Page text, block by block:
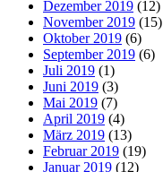
Dezember 2019 (12)
November 2019 (15)
Oktober 2019 (6)
September 2019 (6)
Juli 2019 (1)
Juni 2019 (3)
Mai 2019 (7)
April 2019 (4)
März 2019 (13)
Februar 2019 (19)
Januar 2019 (12)